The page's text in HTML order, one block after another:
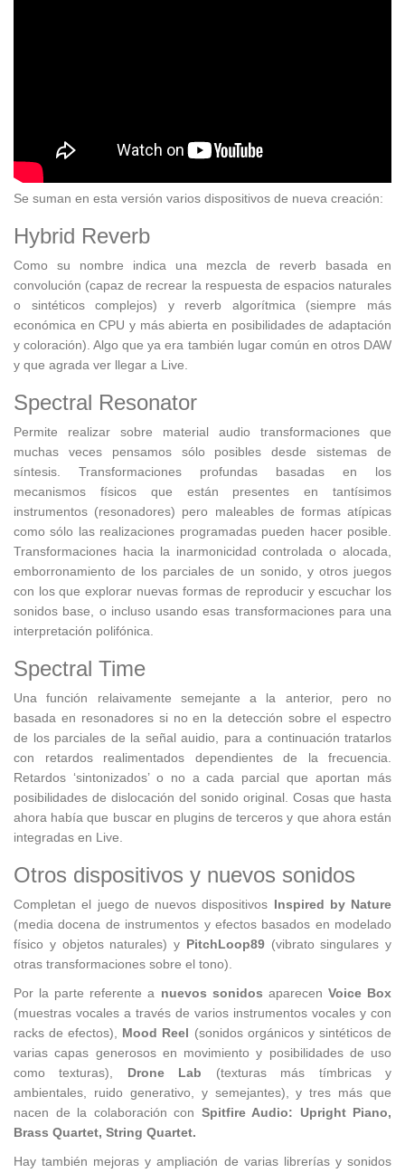
Se suman en esta versión varios dispositivos de nueva creación:
Hybrid Reverb
Como su nombre indica una mezcla de reverb basada en
convolución (capaz de recrear la respuesta de espacios naturales
o sintéticos complejos) y reverb algorítmica (siempre más
económica en CPU y más abierta en posibilidades de adaptación
y coloración). Algo que ya era también lugar común en otros DAW
y que agrada ver llegar a Live.
Spectral Resonator
Permite realizar sobre material audio transformaciones que
muchas veces pensamos sólo posibles desde sistemas de
síntesis. Transformaciones profundas basadas en los
mecanismos físicos que están presentes en tantísimos
instrumentos (resonadores) pero maleables de formas atípicas
como sólo las realizaciones programadas pueden hacer posible.
Transformaciones hacia la inarmonicidad controlada o alocada,
emborronamiento de los parciales de un sonido, y otros juegos
con los que explorar nuevas formas de reproducir y escuchar los
sonidos base, o incluso usando esas transformaciones para una
interpretación polifónica.
Spectral Time
Una función relaivamente semejante a la anterior, pero no
basada en resonadores si no en la detección sobre el espectro
de los parciales de la señal auidio, para a continuación tratarlos
con retardos realimentados dependientes de la frecuencia.
Retardos ‘sintonizados’ o no a cada parcial que aportan más
posibilidades de dislocación del sonido original. Cosas que hasta
ahora había que buscar en plugins de terceros y que ahora están
integradas en Live.
Otros dispositivos y nuevos sonidos
Completan el juego de nuevos dispositivos Inspired by Nature
(media docena de instrumentos y efectos basados en modelado
físico y objetos naturales) y PitchLoop89(vibrato singulares y
otras transformaciones sobre el tono).
Por la parte referente a nuevos sonidos aparecen Voice Box
(muestras vocales a través de varios instrumentos vocales y con
racks de efectos), Mood Reel (sonidos orgánicos y sintéticos de
varias capas generosos en movimiento y posibilidades de uso
como texturas), Drone Lab (texturas más tímbricas y
ambientales, ruido generativo, y semejantes), y tres más que
nacen de la colaboración con Spitfire Audio: Upright Piano,
Brass Quartet, String Quartet.
Hay también mejoras y ampliación de varias librerías y sonidos